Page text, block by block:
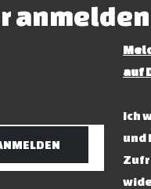
anmelden
auf
Ich
und